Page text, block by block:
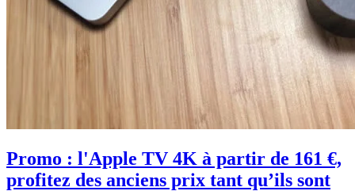
Promo : l'Apple TV 4K à partir de 161 €,
profitez des anciens prix tant qu’ils sont